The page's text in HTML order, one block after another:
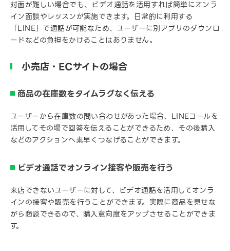
対面が難しい場合でも、ビデオ通話を活用すれば簡単にオンラ
イン面談やレッスンが実施できます。日常的に利用する
「LINE」で通話が可能なため、ユーザーに別アプリのダウンロ
ードなどの負担をかけることはありません。
小売店・ECサイトの場合
商品の在庫数をタイムラグなく伝える
ユーザーから在庫数の問い合わせがあった場合、LINEコールを
活用してその場で回答を伝えることができるため、その後購入
などのアクションへ素早くつなげることができます。
ビデオ通話でオンライン接客や販売を行う
来店できないユーザーに対して、ビデオ通話を活用してオンラ
インの接客や販売を行うことができます。実際に商品を見せな
がら商談できるので、購入意向度をアップさせることができま
す。